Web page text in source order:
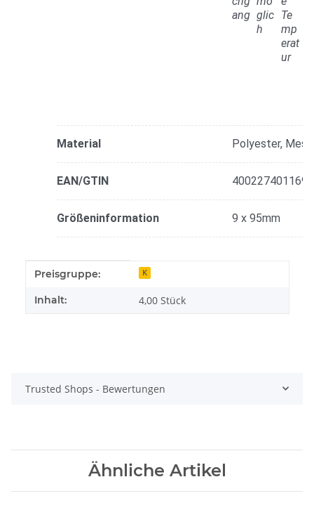
Material Polyester,
EAN/GTIN 4002274011696
Größeninformation 9 x 95mm
Produkteigenschaft
Wert
Preisgruppe: K
Inhalt: 4,00 Stück
Trusted Shops - Bewertungen
Ähnliche Artikel